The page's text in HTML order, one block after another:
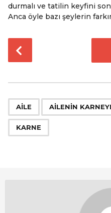
durmalı ve tatilin keyfini
Anca öyle bazı şeylerin
o
t
P
g
i
AILE AILENIN
KARNE